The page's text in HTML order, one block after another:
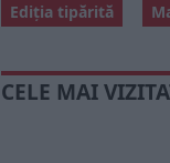
Ediția tipărită
CELE MAI